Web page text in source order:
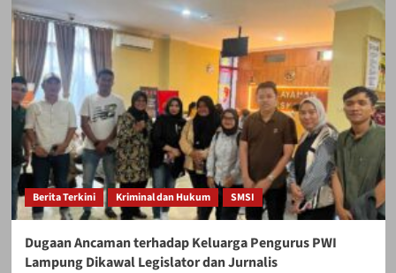
Berita Terkini Kriminal dan Hukum SMSI
Dugaan Ancaman terhadap Keluarga Pengurus PWI
Lampung Dikawal Legislator dan Jurnalis